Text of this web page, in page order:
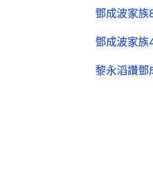
鄧成波家
鄧成波家
黎永滔讚